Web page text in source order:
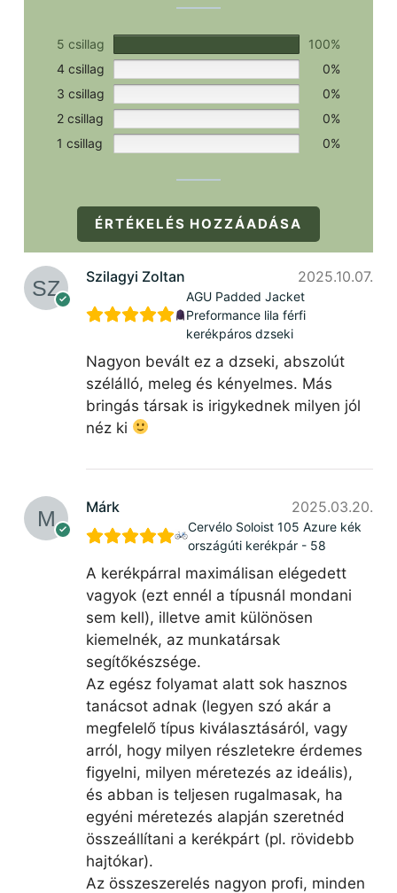
5 csillag
100%
4 csillag
0%
3 csillag
0%
2 csillag
0%
1 csillag
0%
ÉRTÉKELÉS HOZZÁADÁSA
Szilagyi Zoltan 2025.10.07.
AGU Padded Jacket
Preformance lila férfi
kerékpáros dzseki
Nagyon bevált ez a dzseki, abszolút
szélálló, meleg és kényelmes. Más
bringás társak is irigykednek milyen jól
néz ki
Márk 2025.03.20.
Cervélo Soloist 105 Azure kék
országúti kerékpár - 58
A kerékpárral maximálisan elégedett
vagyok (ezt ennél a típusnál mondani
sem kell), illetve amit különösen
kiemelnék, az munkatársak
segítőkészsége.
Az egész folyamat alatt sok hasznos
tanácsot adnak (legyen szó akár a
megfelelő típus kiválasztásáról, vagy
arról, hogy milyen részletekre érdemes
figyelni, milyen méretezés az ideális),
és abban is teljesen rugalmasak, ha
egyéni méretezés alapján szeretnéd
összeállítani a kerékpárt (pl. rövidebb
hajtókar).
Az összeszerelés nagyon profi, minden